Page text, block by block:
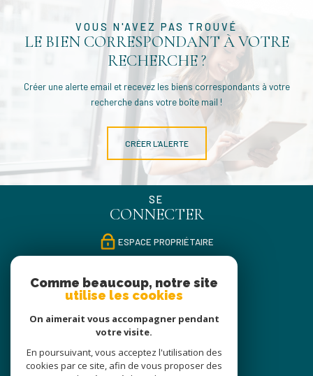
VOUS N'AVEZ PAS TROUVÉ
LE BIEN CORRESPONDANT À VOTRE
RECHERCHE ?
Créer une alerte email et recevez les biens correspondants à votre
recherche dans votre boîte mail !
CRÉER L'ALERTE
SE
CONNECTER
ESPACE PROPRIÉTAIRE
SUIVRE
NOUS
ADHÉRONS
Comme beaucoup, notre site
utilise les cookies
On aimerait vous accompagner pendant
votre visite.
En poursuivant, vous acceptez l'utilisation des
cookies par ce site, afin de vous proposer des